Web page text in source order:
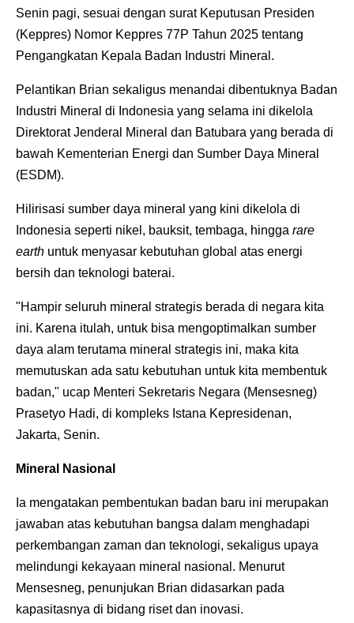
Senin pagi, sesuai dengan surat Keputusan Presiden
(Keppres) Nomor Keppres 77P Tahun 2025 tentang
Pengangkatan Kepala Badan Industri Mineral.
Pelantikan Brian sekaligus menandai dibentuknya Badan
Industri Mineral di Indonesia yang selama ini dikelola
Direktorat Jenderal Mineral dan Batubara yang berada di
bawah Kementerian Energi dan Sumber Daya Mineral
(ESDM).
Hilirisasi sumber daya mineral yang kini dikelola di
Indonesia seperti nikel, bauksit, tembaga, hingga rare
earth untuk menyasar kebutuhan global atas energi
bersih dan teknologi baterai.
"Hampir seluruh mineral strategis berada di negara kita
ini. Karena itulah, untuk bisa mengoptimalkan sumber
daya alam terutama mineral strategis ini, maka kita
memutuskan ada satu kebutuhan untuk kita membentuk
badan," ucap Menteri Sekretaris Negara (Mensesneg)
Prasetyo Hadi, di kompleks Istana Kepresidenan,
Jakarta, Senin.
Mineral Nasional
Ia mengatakan pembentukan badan baru ini merupakan
jawaban atas kebutuhan bangsa dalam menghadapi
perkembangan zaman dan teknologi, sekaligus upaya
melindungi kekayaan mineral nasional. Menurut
Mensesneg, penunjukan Brian didasarkan pada
kapasitasnya di bidang riset dan inovasi.